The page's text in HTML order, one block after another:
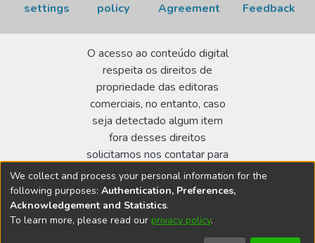
settings
policy
Agreement
Feedback
O acesso ao conteúdo digital
respeita os direitos de
propriedade das editoras
comerciais, no entanto, caso
seja detectado algum item
fora desses direitos
solicitamos nos contatar para
realizar a regularização.
Biblioteca Terezine Arantes Ferraz
Av. Lineu Prestes 2242 - Cidade Universitária - CEP:
We collect and process your personal information for the
following purposes: Authentication, Preferences,
Acknowledgement and Statistics.
To learn more, please read our privacy policy.